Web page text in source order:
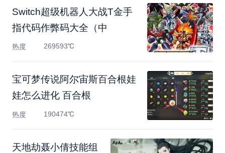
Switch超级机器人大战T金手
指代码作弊码大全（中
热度 269593℃
宝可梦传说阿尔宙斯百合根娃
娃怎么进化 百合根
热度 190474℃
天地劫聂小倩技能组